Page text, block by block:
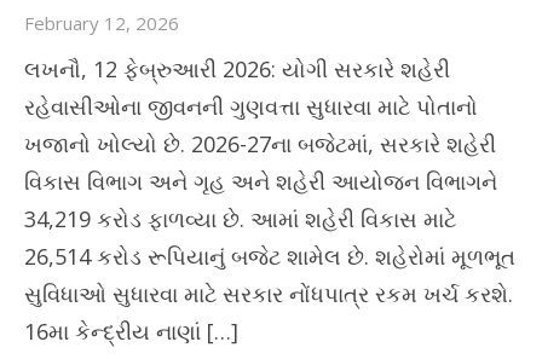
February 12, 2026
લખનૌ, 12 ફેબ્રુઆરી 2026: યોગી સરકારે શહેરી
રહેવાસીઓના જીવનની ગુણવત્તા સુધારવા માટે પોતાનો
ખજાનો ખોલ્યો છે. 2026-27ના બજેટમાં, સરકારે શહેરી
વિકાસ વિભાગ અને ગૃહ અને શહેરી આયોજન વિભાગને
34,219 કરોડ ફાળવ્યા છે. આમાં શહેરી વિકાસ માટે
26,514 કરોડ રૂપિયાનું બજેટ શામેલ છે. શહેરોમાં મૂળભૂત
સુવિધાઓ સુધારવા માટે સરકાર નોંધપાત્ર રકમ ખર્ચ કરશે.
16મા કેન્દ્રીય નાણાં […]